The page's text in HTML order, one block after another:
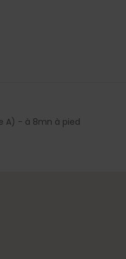
A) - à 8mn à pied